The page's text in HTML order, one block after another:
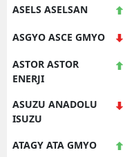
ASELS ASELSAN
ASGYO ASCE GMYO
ASTOR ASTOR
ENERJI
ASUZU ANADOLU
ISUZU
ATAGY ATA GMYO